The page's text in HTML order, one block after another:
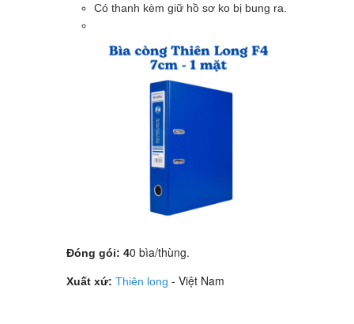
Có thanh kèm giữ hồ sơ ko bị bung ra.
Đóng gói: 40 bìa/thùng.
Xuất xứ: Thiên long - Việt Nam